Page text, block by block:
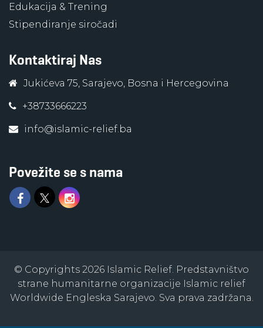
Edukacija & Trening
Stipendiranje siročadi
Kontaktiraj Nas
Jukićeva 75, Sarajevo, Bosna i Hercegovina
+38733666223
info@islamic-relief.ba
Povežite se s nama
© Copyrights 2026 Islamic Relief. Predstavništvo
strane humanitarne organizacije Islamic relief
Worldwide Engleska Sarajevo. Sva prava zadržana.